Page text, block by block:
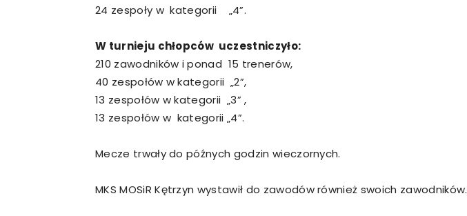
24 zespoły w kategorii „4”.
W turnieju chłopców uczestniczyło:
210 zawodników i ponad 15 trenerów,
40 zespołów w kategorii „2”,
13 zespołów w kategorii „3” ,
13 zespołów w kategorii „4”.
Mecze trwały do późnych godzin wieczornych.
MKS MOSiR Kętrzyn wystawił do zawodów również swoich zawodników.